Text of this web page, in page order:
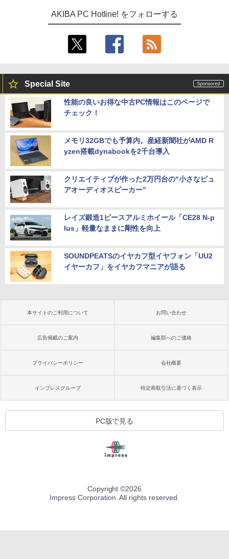
AKIBA PC Hotline! をフォローする
Special Site
性能の良いお得な中古PC情報はこのページで
チェック！
メモリ32GBでも予算内。産経新聞社がAMD R
yzen搭載dynabookを2千台導入
クリエイティブが作った2万円台の“小さなピュ
アオーディオスピーカー”
レイズ鍛造1ピースアルミホイール「CE28 N-p
lus」軽量なままに剛性を向上
SOUNDPEATSのイヤカフ型イヤフォン「UU2
イヤーカフ」をイヤカフマニアが語る
本サイトのご利用について お問い合わせ
広告掲載のご案内 編集部へのご連絡
プライバシーポリシー 会社概要
インプレスグループ 特定商取引法に基づく表示
PC版で見る
Copyright ©2026
Impress Corporation. All rights reserved.